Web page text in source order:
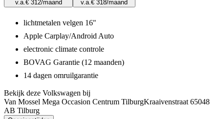
v.a.€ 312/maand
v.a.€ 318/maand
lichtmetalen velgen 16"
Apple Carplay/Android Auto
electronic climate controle
BOVAG Garantie (12 maanden)
14 dagen omruilgarantie
Bekijk deze Volkswagen bij
Van Mossel Mega Occasion Centrum TilburgKraaivenstraat 65048
AB Tilburg